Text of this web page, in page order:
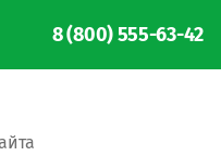
8 (800) 555-63-42